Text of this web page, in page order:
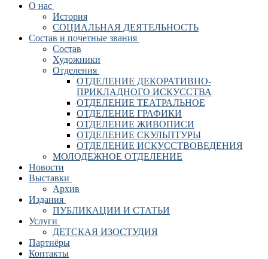
О нас
История
СОЦИАЛЬНАЯ ДЕЯТЕЛЬНОСТЬ
Состав и почетные звания
Состав
Художники
Отделения
ОТДЕЛЕНИЕ ДЕКОРАТИВНО-
ПРИКЛАДНОГО ИСКУССТВА
ОТДЕЛЕНИЕ ТЕАТРАЛЬНОЕ
ОТДЕЛЕНИЕ ГРАФИКИ
ОТДЕЛЕНИЕ ЖИВОПИСИ
ОТДЕЛЕНИЕ СКУЛЬПТУРЫ
ОТДЕЛЕНИЕ ИСКУССТВОВЕДЕНИЯ
МОЛОДЕЖНОЕ ОТДЕЛЕНИЕ
Новости
Выставки
Архив
Издания
ПУБЛИКАЦИИ И СТАТЬИ
Услуги
ДЕТСКАЯ ИЗОСТУДИЯ
Партнёры
Контакты